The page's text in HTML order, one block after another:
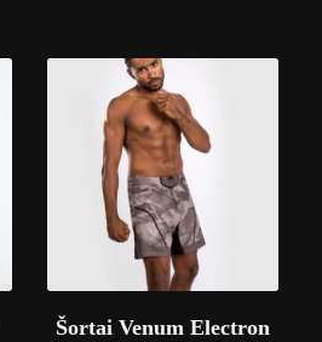
Šortai Venum Electron